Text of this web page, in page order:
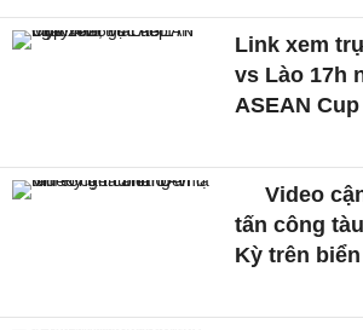
Link xem
vs Lào 17h
ASEAN Cup
Video
tấn công
Kỳ trên